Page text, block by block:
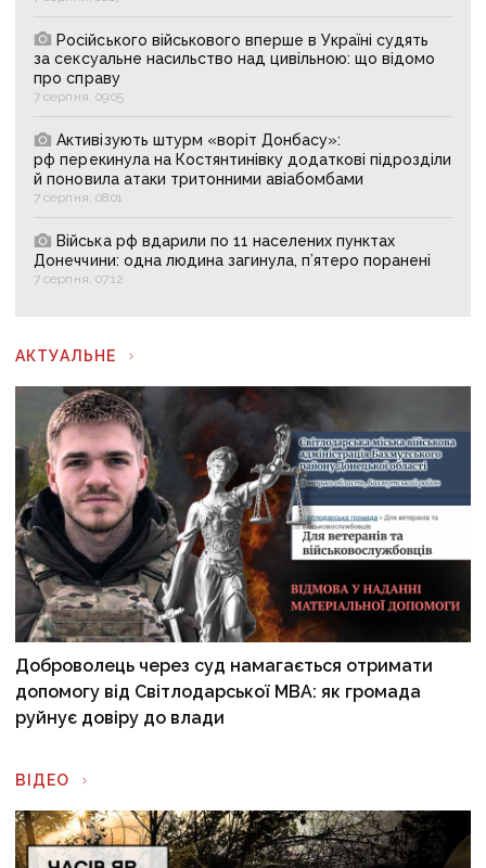
Російського військового вперше в Україні судять
за сексуальне насильство над цивільною: що відомо
про справу
7 серпня, 09:05
Активізують штурм «воріт Донбасу»:
рф перекинула на Костянтинівку додаткові підрозділи
й поновила атаки тритонними авіабомбами
7 серпня, 08:01
Війська рф вдарили по 11 населених пунктах
Донеччини: одна людина загинула, п’ятеро поранені
7 серпня, 07:12
АКТУАЛЬНЕ
Доброволець через суд намагається отримати
допомогу від Світлодарської МВА: як громада
руйнує довіру до влади
ВІДЕО